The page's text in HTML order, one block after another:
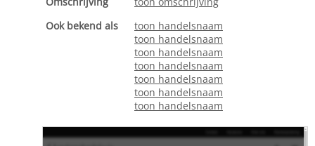
Ook bekend als
toon handelsnaam
toon handelsnaam
toon handelsnaam
toon handelsnaam
toon handelsnaam
toon handelsnaam
toon handelsnaam